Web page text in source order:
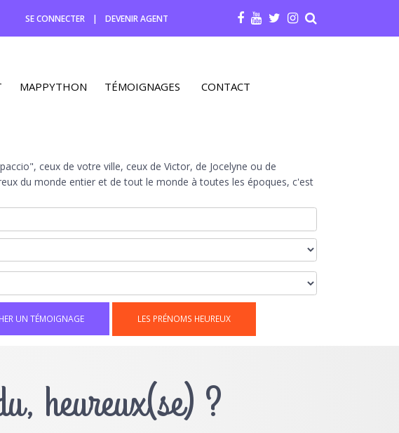
SE CONNECTER | DEVENIR AGENT
MAPPYTHON TÉMOIGNAGES CONTACT
ceux de votre ville, ceux de Victor, de Jocelyne ou de
du monde entier et de tout le monde à toutes les époques, c'est
LES PRÉNOMS HEUREUX
heureux(se) ?